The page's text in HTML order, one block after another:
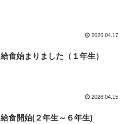
2026.04.17
給食始まりました（１年生）
2026.04.15
給食開始(２年生～６年生)